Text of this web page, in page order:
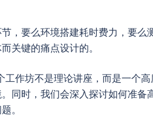
，要么环境搭建耗时费力，要么
关键的痛点设计的。
作坊不是理论讲座，而是一个
同时，我们会深入探讨如何准备
。